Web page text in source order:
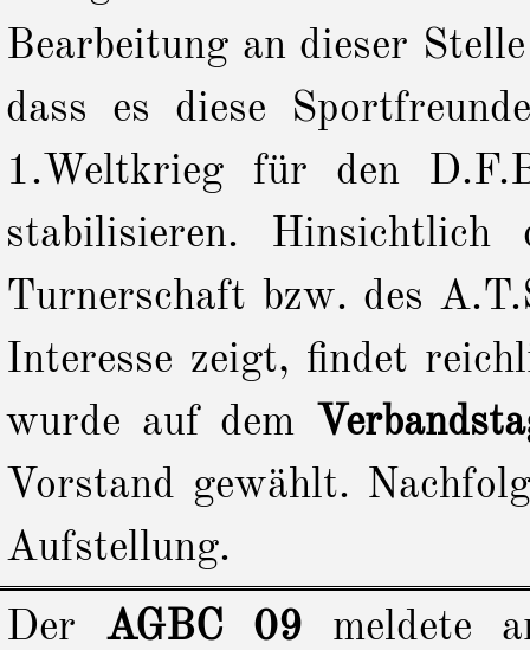
Bearbeitung an dieser
dass es diese
1.Weltkrieg für den
stabilisieren. Hinsichtlich
Turnerschaft bzw. des
Interesse zeigt, findet
wurde auf dem
Vorstand gewählt.
Aufstellung.
Der AGBC 09 meldete